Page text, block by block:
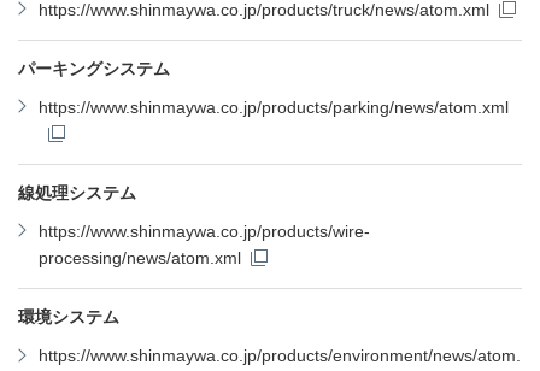
https://www.shinmaywa.co.jp/products/truck/news/atom.xml
パーキングシステム
https://www.shinmaywa.co.jp/products/parking/news/atom.xml
線処理システム
https://www.shinmaywa.co.jp/products/wire-
processing/news/atom.xml
環境システム
https://www.shinmaywa.co.jp/products/environment/news/atom.